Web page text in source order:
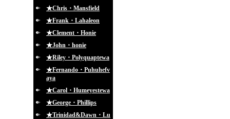
★Chris・Mansfield
★Frank・Lahaleon
★Clement・Honie
★John・honie
★Riley・Polyquaptewa
★Fernando・Puhuhefv
aya
★Carol・Humeyestewa
★George・Phillips
★Trinidad&Dawn・Lu